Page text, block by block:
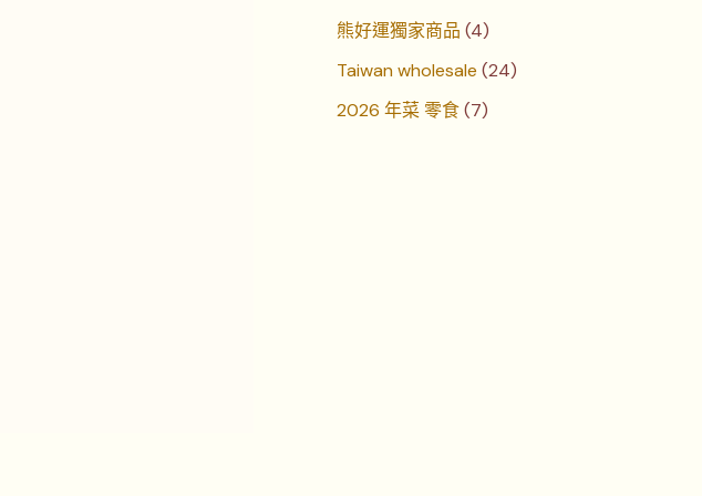
熊好運獨家商品 4
Taiwan wholesale 24
2026 年菜 零食 7